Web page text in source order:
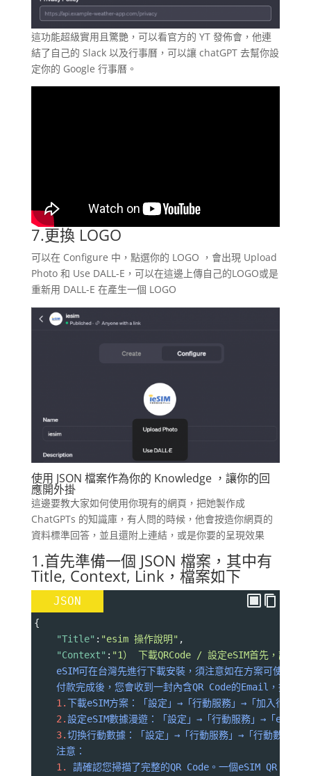
這功能超級實用且驚艷，可以看官方的 YT 發佈會，他連
結了自己的 Slack 以及行事曆，可以讓 chatGPT 去幫你設
定你的 Google 行事曆。
7.更換 LOGO
可以在 Configure 中，點選你的 LOGO ，會出現 Upload
Photo 和 Use DALL-E，可以在這邊上傳自己的LOGO或是
重新用 DALL-E 在產生一個 LOGO
使用 JSON 檔案作為你的 Knowledge ，讓你的回
應開外掛
這邊要教大家如何使用你現有的網頁，把她製作成
ChatGPTs 的知識庫，有人問的時候，他會按造你網頁的
資料標準回答，並且還附上連結，或是你要的呈現效果
1.首先準備一個 JSON 檔案，其中有
Title, Context, Link，檔案如下
JSON
{
"Title" : "esim 操作說明" ,
"Context" : "1） 下載QRCode / 設定eSIM首先，請先
eSIM可在台灣先進行下載安裝，須注意如在方案可使用的
付款完成後，您會收到一封內含QR Code的Email，掃描QR
1.下載eSIM方案：「設定」→「行動服務」→「加入行動方
2.設定eSIM數據漫遊：「設定」→「行動服務」→「eSIM
3.切換行動數據：「設定」→「行動服務」→「行動數據」
注意：
1.
請確認您掃描了完整的QR Code。一個eSIM QR